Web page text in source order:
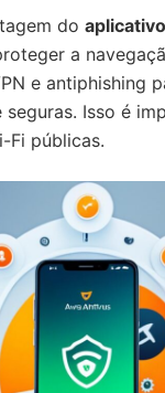
do
a
e antiphishing
Isso é
Fi públicas.